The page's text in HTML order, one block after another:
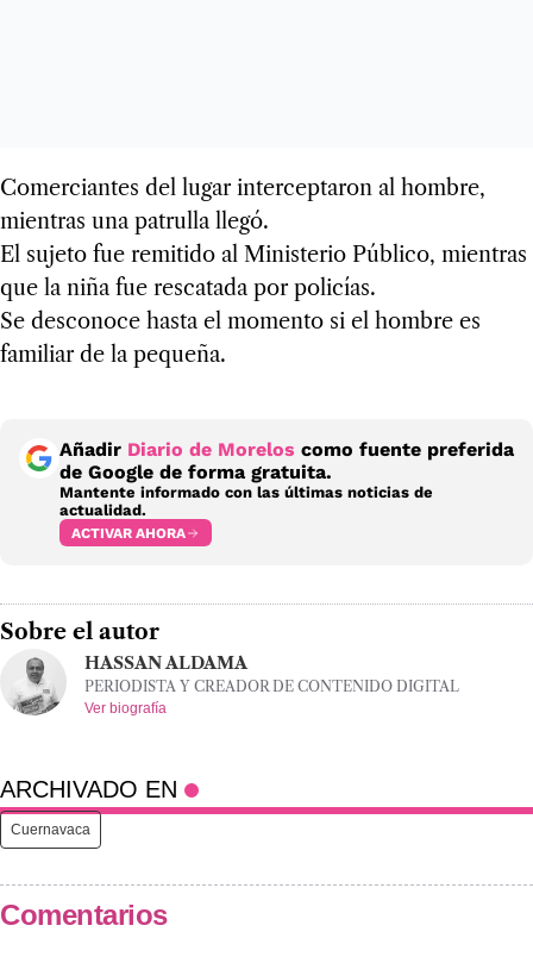
Comerciantes del lugar interceptaron al hombre,
mientras una patrulla llegó.
El sujeto fue remitido al Ministerio Público, mientras
que la niña fue rescatada por policías.
Se desconoce hasta el momento si el hombre es
familiar de la pequeña.
Añadir Diario de Morelos como fuente preferida
de Google de forma gratuita.
Mantente informado con las últimas noticias de
actualidad.
ACTIVAR AHORA
Sobre el autor
HASSAN ALDAMA
PERIODISTA Y CREADOR DE CONTENIDO DIGITAL
Ver biografía
ARCHIVADO EN
Cuernavaca
Comentarios